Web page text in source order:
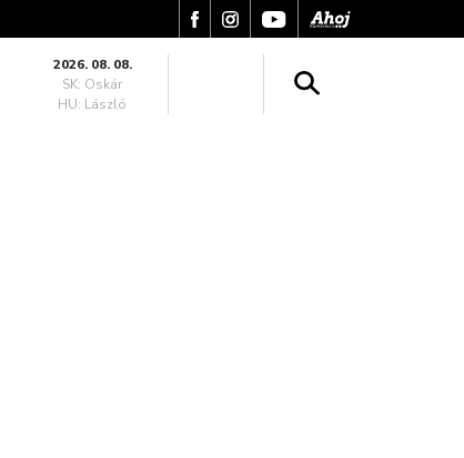
2026. 08. 08.
SK: Oskár
HU: László